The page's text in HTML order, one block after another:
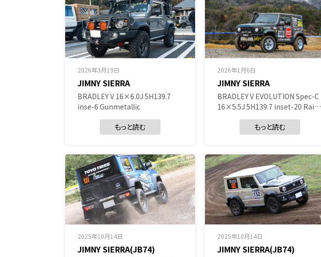
2026年3月19日
JIMNY SIERRA
BRADLEY V 16×6.0J 5H139.7
inse-6 Gunmetallic
もっと読む
2026年1月6日
JIMNY SIERRA
BRADLEY V EVOLUTION Spec-C
16×5.5J 5H139.7 inset-20 Rai…
もっと読む
2025年10月14日
JIMNY SIERRA(JB74)
2025年10月14日
JIMNY SIERRA(JB74)